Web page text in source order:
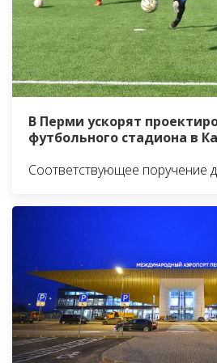
В Перми ускорят
футбольного стадиона в
Соответствующее поручение